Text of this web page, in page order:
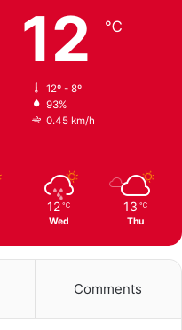
12 ℃
12º - 8º
93%
0.45 km/h
12 ℃
Wed
13 ℃
Thu
Comments